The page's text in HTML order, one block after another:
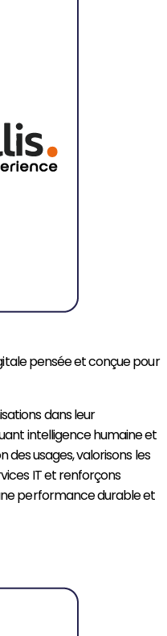
pensée et conçue pour
dans leur
intelligence humaine et
des usages, valorisons les
IT et renforçons
performance durable et